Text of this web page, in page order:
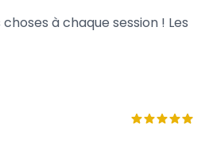
à chaque session ! Les